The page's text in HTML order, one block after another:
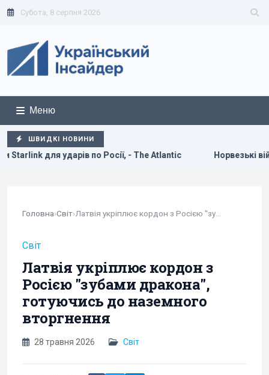
Субота, 8 серпня 2026
Меню
ШВИДКІ НОВИНИ
по Росії, - The Atlantic Норвезькі військові навчають
Головна›Світ›
Світ
Латвія укріплює кордон з
Росією "зубами дракона",
готуючись до наземного
вторгнення
28 травня 2026 Світ